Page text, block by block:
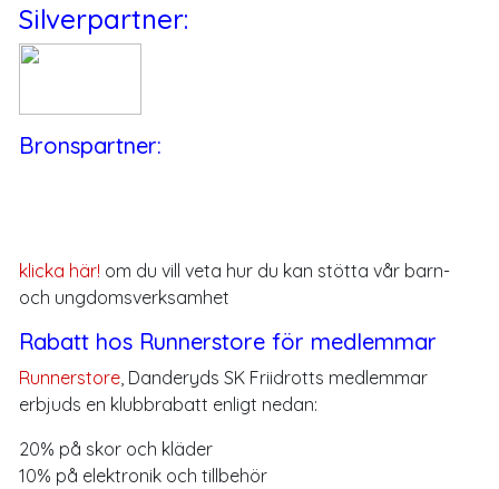
Silverpartner:
Bronspartner:
klicka här! om du vill veta hur du kan stötta vår barn-
och ungdomsverksamhet
Rabatt hos Runnerstore för medlemmar
Runnerstore , Danderyds SK Friidrotts medlemmar
erbjuds en klubbrabatt enligt nedan:
20% på skor och kläder
10% på elektronik och tillbehör